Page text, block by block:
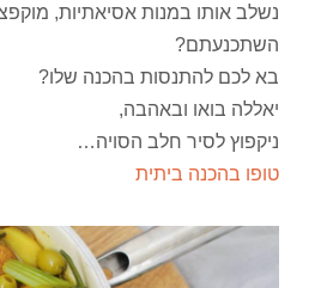
נשלב אותו במנות אסיאתיות,
השתכנעתם?
בא לכם להתנסות בהכנה שלו?
יאללה בואו ובאהבה,
ניקפוץ לסיר חלב הסויה…
טופו בהכנה ביתית